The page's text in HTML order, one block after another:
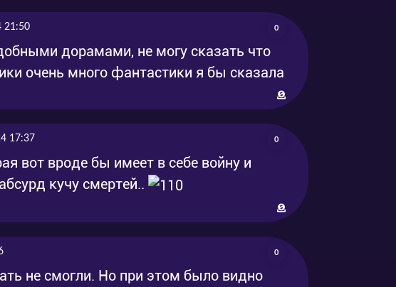
21:50 0
дорамами, не могу сказать что
очень много фантастики я бы сказала
17:37 0
вот вроде бы имеет в себе войну и
кучу смертей..
0
не смогли. Но при этом было видно